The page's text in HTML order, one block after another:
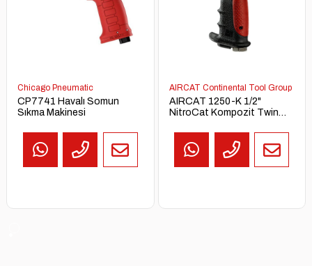
Chicago Pneumatic
CP7741 Havalı Somun
Sıkma Makinesi
AIRCAT Continental Tool Group
AIRCAT 1250-K 1/2"
NitroCat Kompozit Twin